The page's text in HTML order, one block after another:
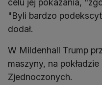
celu jej pokazania,
"Byli bardzo
dodał.
W Mildenhall Trump
maszyny, na
Zjednoczonych.